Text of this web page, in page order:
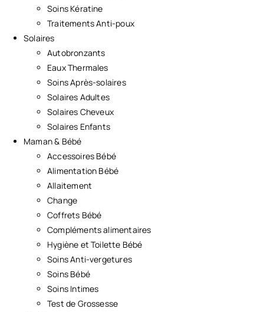
Soins Kératine
Traitements Anti-poux
Solaires
Autobronzants
Eaux Thermales
Soins Après-solaires
Solaires Adultes
Solaires Cheveux
Solaires Enfants
Maman & Bébé
Accessoires Bébé
Alimentation Bébé
Allaitement
Change
Coffrets Bébé
Compléments alimentaires
Hygiène et Toilette Bébé
Soins Anti-vergetures
Soins Bébé
Soins Intimes
Test de Grossesse